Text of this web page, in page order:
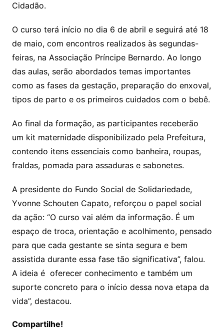
Cidadão.
O curso terá início no dia 6 de abril e seguirá até 18
de maio, com encontros realizados às segundas-
feiras, na Associação Príncipe Bernardo. Ao longo
das aulas, serão abordados temas importantes
como as fases da gestação, preparação do enxoval,
tipos de parto e os primeiros cuidados com o bebê.
Ao final da formação, as participantes receberão
um kit maternidade disponibilizado pela Prefeitura,
contendo itens essenciais como banheira, roupas,
fraldas, pomada para assaduras e sabonetes.
A presidente do Fundo Social de Solidariedade,
Yvonne Schouten Capato, reforçou o papel social
da ação: “O curso vai além da informação. É um
espaço de troca, orientação e acolhimento, pensado
para que cada gestante se sinta segura e bem
assistida durante essa fase tão significativa”, falou.
A ideia é oferecer conhecimento e também um
suporte concreto para o início dessa nova etapa da
vida”, destacou.
Compartilhe!